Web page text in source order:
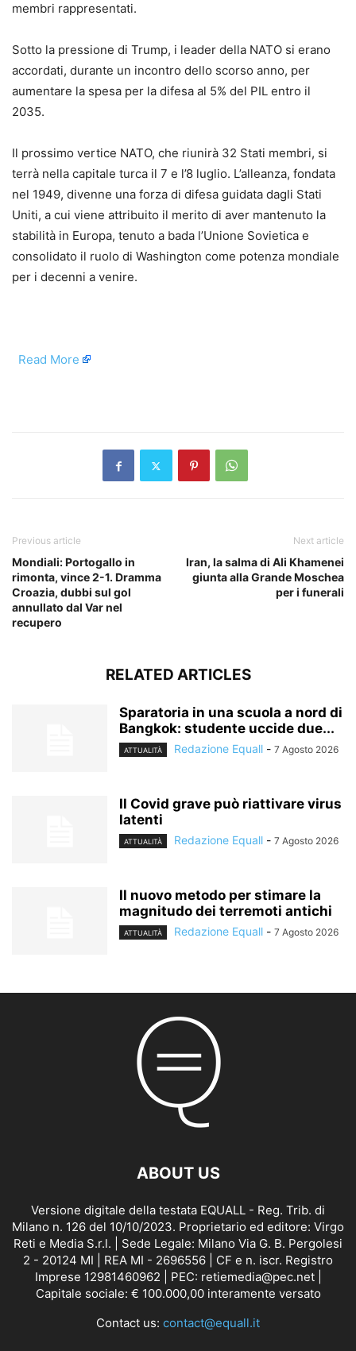
membri rappresentati.
Sotto la pressione di Trump, i leader della NATO si erano
accordati, durante un incontro dello scorso anno, per
aumentare la spesa per la difesa al 5% del PIL entro il
2035.
Il prossimo vertice NATO, che riunirà 32 Stati membri, si
terrà nella capitale turca il 7 e l’8 luglio. L’alleanza, fondata
nel 1949, divenne una forza di difesa guidata dagli Stati
Uniti, a cui viene attribuito il merito di aver mantenuto la
stabilità in Europa, tenuto a bada l’Unione Sovietica e
consolidato il ruolo di Washington come potenza mondiale
per i decenni a venire.
Read More
Previous article
Mondiali: Portogallo in
rimonta, vince 2-1. Dramma
Croazia, dubbi sul gol
annullato dal Var nel
recupero
Next article
Iran, la salma di Ali Khamenei
giunta alla Grande Moschea
per i funerali
RELATED ARTICLES
Sparatoria in una scuola a nord di
Bangkok: studente uccide due...
ATTUALITÀ Redazione Equall - 7 Agosto 2026
Il Covid grave può riattivare virus
latenti
ATTUALITÀ Redazione Equall - 7 Agosto 2026
Il nuovo metodo per stimare la
magnitudo dei terremoti antichi
ATTUALITÀ Redazione Equall - 7 Agosto 2026
ABOUT US
Versione digitale della testata EQUALL - Reg. Trib. di
Milano n. 126 del 10/10/2023. Proprietario ed editore: Virgo
Reti e Media S.r.l. | Sede Legale: Milano Via G. B. Pergolesi
2 - 20124 MI | REA MI - 2696556 | CF e n. iscr. Registro
Imprese 12981460962 | PEC: retiemedia@pec.net |
Capitale sociale: € 100.000,00 interamente versato
Contact us: contact@equall.it